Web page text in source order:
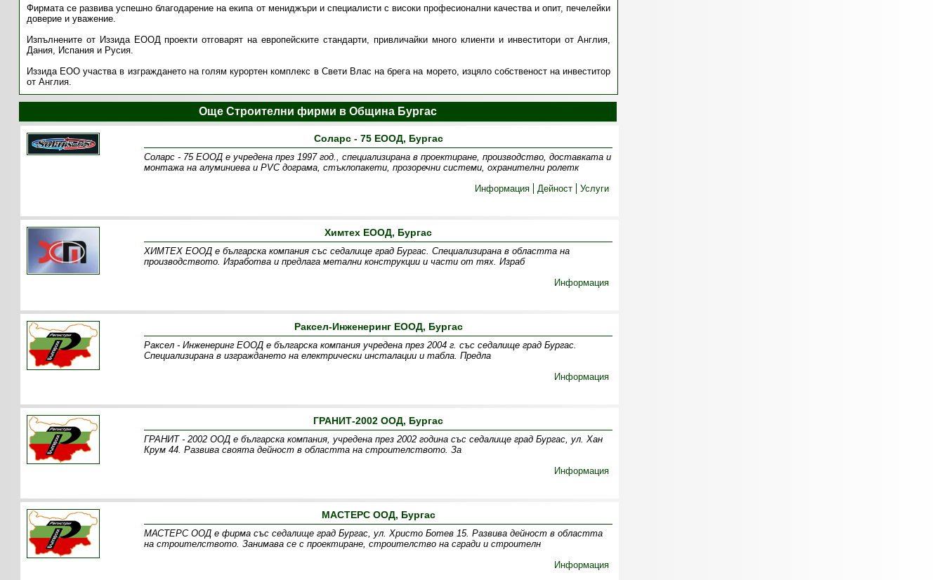
Фирмата се развива успешно благодарение на екипа от мениджъри и специалисти с високи професионални качества и опит, печелейки
доверие и уважение.
Изпълнените от Иззида ЕООД проекти отговарят на европейските стандарти, привличайки много клиенти и инвеститори от Англия,
Дания, Испания и Русия.
Иззида ЕОО участва в изграждането на голям курортен комплекс в Свети Влас на брега на морето, изцяло собственост на инвеститор
от Англия.
Още Строителни фирми в Община Бургас
Соларс - 75 ЕООД, Бургас
Соларс - 75 ЕООД е учредена през 1997 год., специализирана в проектиране, производство, доставката и
монтажа на алуминиева и PVC дограма, стъклопакети, прозоречни системи, охранителни ролетк
Информация
Дейност Услуги
Химтех ЕООД, Бургас
ХИМТЕХ ЕООД e българска компания със седалище град Бургас. Специализирана в областта на
производството. Изработва и предлага метални конструкции и части от тях. Израб
Информация
Раксел-Инженеринг ЕООД, Бургас
Раксел - Инженеринг ЕООД е българска компания учредена през 2004 г. със седалище град Бургас.
Специализирана в изграждането на електрически инсталации и табла. Предла
Информация
ГРАНИТ-2002 ООД, Бургас
ГРАНИТ - 2002 ООД е българска компания, учредена през 2002 година със седалище град Бургас, ул. Хан
Крум 44. Развива своята дейност в областта на строителството. За
Информация
МАСТЕРС ООД, Бургас
МАСТЕРС ООД е фирма със седалище град Бургас, ул. Христо Ботев 15. Развива дейност в областта
на строителството. Занимава се с проектиране, строителство на сгради и строителн
Информация